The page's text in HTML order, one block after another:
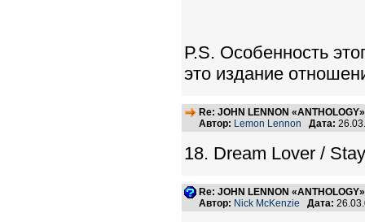
Р.S. Особенность
это издание
Re: JOHN LENNON
Автор: Lemon Lennon Дата:
18. Dream Lover /
Re: JOHN LENNON
Автор: Nick McKenzie Дата: